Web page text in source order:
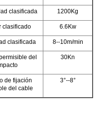
clasificada 1200Kg
clasificado 6.6Kw
clasificada 8--10m/min
del
30Kn
de fijación
del cable
3°--8°